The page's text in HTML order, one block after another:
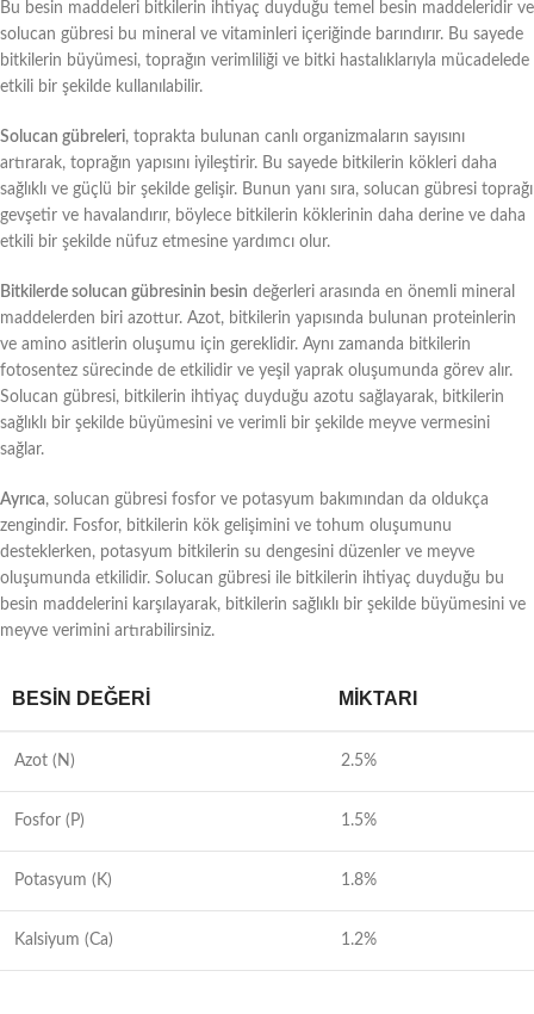
Bu besin maddeleri bitkilerin ihtiyaç duyduğu temel besin maddeleridir ve
solucan gübresi bu mineral ve vitaminleri içeriğinde barındırır. Bu sayede
bitkilerin büyümesi, toprağın verimliliği ve bitki hastalıklarıyla mücadelede
etkili bir şekilde kullanılabilir.
Solucan gübreleri, toprakta bulunan canlı organizmaların sayısını
artırarak, toprağın yapısını iyileştirir. Bu sayede bitkilerin kökleri daha
sağlıklı ve güçlü bir şekilde gelişir. Bunun yanı sıra, solucan gübresi toprağı
gevşetir ve havalandırır, böylece bitkilerin köklerinin daha derine ve daha
etkili bir şekilde nüfuz etmesine yardımcı olur.
Bitkilerde solucan gübresinin besin değerleri arasında en önemli mineral
maddelerden biri azottur. Azot, bitkilerin yapısında bulunan proteinlerin
ve amino asitlerin oluşumu için gereklidir. Aynı zamanda bitkilerin
fotosentez sürecinde de etkilidir ve yeşil yaprak oluşumunda görev alır.
Solucan gübresi, bitkilerin ihtiyaç duyduğu azotu sağlayarak, bitkilerin
sağlıklı bir şekilde büyümesini ve verimli bir şekilde meyve vermesini
sağlar.
Ayrıca, solucan gübresi fosfor ve potasyum bakımından da oldukça
zengindir. Fosfor, bitkilerin kök gelişimini ve tohum oluşumunu
desteklerken, potasyum bitkilerin su dengesini düzenler ve meyve
oluşumunda etkilidir. Solucan gübresi ile bitkilerin ihtiyaç duyduğu bu
besin maddelerini karşılayarak, bitkilerin sağlıklı bir şekilde büyümesini ve
meyve verimini artırabilirsiniz.
BESIN DEĞERI MIKTARI
Azot (N) 2.5%
Fosfor (P) 1.5%
Potasyum (K) 1.8%
Kalsiyum (Ca) 1.2%